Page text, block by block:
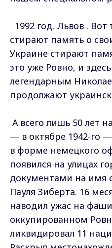
1992 год. Львов . Вот
стирают память о
Украине стирают
это уже Ровно, и
легендарным
продолжают
А всего лишь 50 лет
— в октябре 1942-го
в форме немецкого
появился на улицах
документами на имя
Пауля Зиберта. 16
наводил ужас на
оккупированном
ликвидировал 11